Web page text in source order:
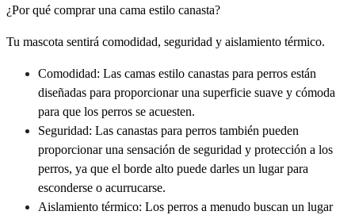
¿Por qué comprar una cama estilo canasta?
Tu mascota sentirá ​​comodidad, seguridad y aislamiento térmico.
Comodidad: Las camas estilo canastas para perros están
diseñadas para proporcionar una superficie suave y cómoda
para que los perros se acuesten.
Seguridad: Las canastas para perros también pueden
proporcionar una sensación de seguridad y protección a los
perros, ya que el borde alto puede darles un lugar para
esconderse o acurrucarse.
Aislamiento térmico: Los perros a menudo buscan un lugar